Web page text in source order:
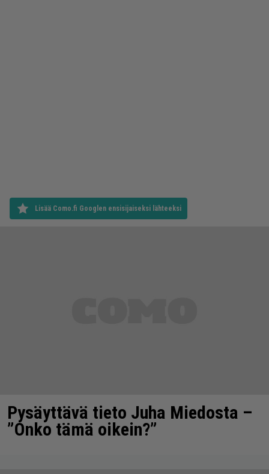
Lisää Como.fi Googlen ensisijaiseksi lähteeksi
Pysäyttävä tieto Juha Miedosta –
”Onko tämä oikein?”